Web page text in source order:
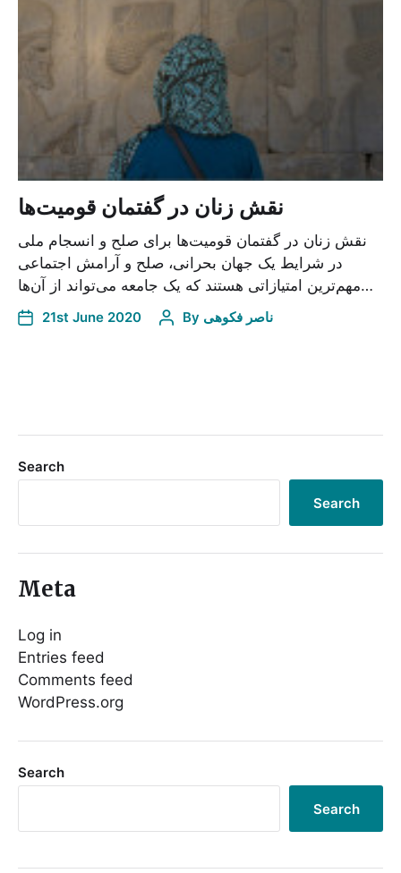
نقش زنان در گفتمان قومیت‌ها
نقش زنان در گفتمان قومیت‌ها برای صلح و انسجام ملی
در شرایط یک جهان بحرانی، صلح و آرامش اجتماعی
مهم‌ترین امتیازاتی هستند که یک جامعه می‌تواند از آن‌ها…
21st June 2020 By ناصر فکوهی
Search
Search
Meta
Log in
Entries feed
Comments feed
WordPress.org
Search
Search